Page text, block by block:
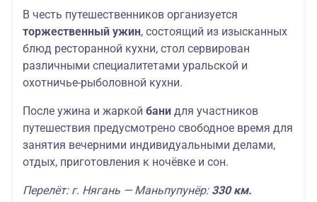
В честь путешественников организуется
торжественный ужин, состоящий из изысканных
блюд ресторанной кухни, стол сервирован
различными специалитетами уральской и
охотничье-рыболовной кухни.
После ужина и жаркой бани для участников
путешествия предусмотрено свободное время для
занятия вечерними индивидуальными делами,
отдых, приготовления к ночёвке и сон.
Перелёт: г. Нягань — Маньпупунёр: 330 км.